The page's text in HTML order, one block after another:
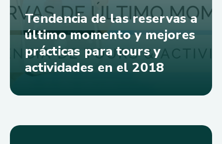
Tendencia de las reservas a
último momento y mejores
prácticas para tours y
actividades en el 2018